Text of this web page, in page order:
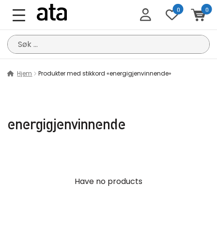
0 0
Søk
etter:
Hjem Produkter med stikkord «energigjenvinnende»
energigjenvinnende
Have no products